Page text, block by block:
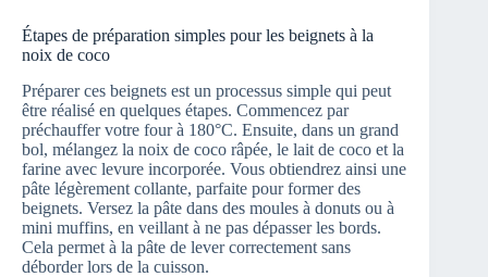
Étapes de préparation simples pour les beignets à la
noix de coco
Préparer ces beignets est un processus simple qui peut
être réalisé en quelques étapes. Commencez par
préchauffer votre four à 180°C. Ensuite, dans un grand
bol, mélangez la noix de coco râpée, le lait de coco et la
farine avec levure incorporée. Vous obtiendrez ainsi une
pâte légèrement collante, parfaite pour former des
beignets. Versez la pâte dans des moules à donuts ou à
mini muffins, en veillant à ne pas dépasser les bords.
Cela permet à la pâte de lever correctement sans
déborder lors de la cuisson.